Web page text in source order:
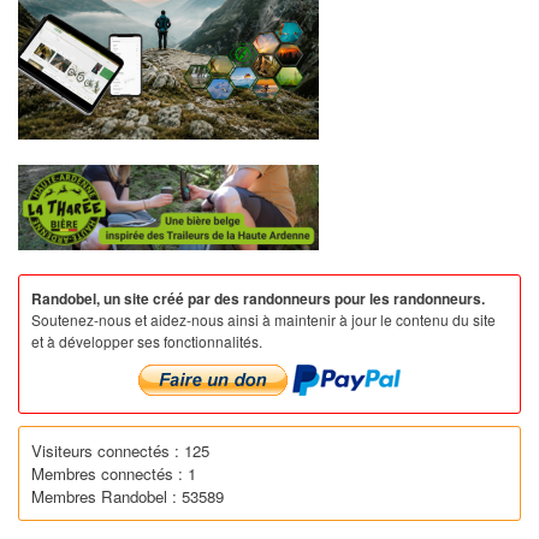
Randobel, un site créé par des randonneurs pour les randonneurs.
Soutenez-nous et aidez-nous ainsi à maintenir à jour le contenu du site
et à développer ses fonctionnalités.
Visiteurs connectés : 125
Membres connectés : 1
Membres Randobel : 53589